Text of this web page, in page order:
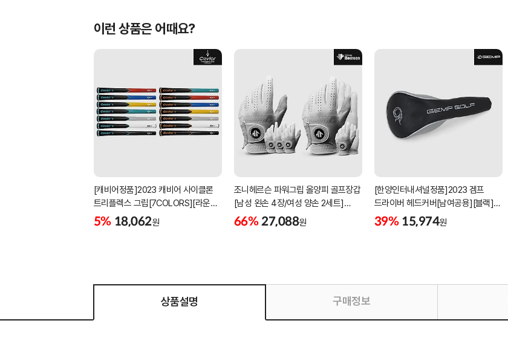
이런 상품은 어때요?
[캐비어정품]2023 캐비어 사이클론
트리플렉스 그립[7COLORS][라운드]
[39g/42g/46g/50g][R/S 토크]
5% 18,062원
조니헤르슨 파워그립 올양피 골프장갑
[남성 왼손 4장/여성 양손 2세트]
[화이트][케이스포함]
66% 27,088원
[한양인터내셔널정품]2023 겜프
드라이버 헤드커버[남여공용][블랙]
[HD-302]
39% 15,974원
상품설명 구매정보